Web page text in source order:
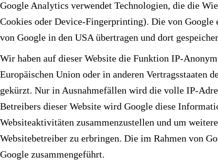
Google Analytics verwendet Technologien, die die
Cookies oder Device-Fingerprinting). Die von Google
von Google in den USA übertragen und dort
Wir haben auf dieser Website die Funktion IP-
Europäischen Union oder in anderen Vertragsstaaten
gekürzt. Nur in Ausnahmefällen wird die volle IP-
Betreibers dieser Website wird Google diese
Websiteaktivitäten zusammenzustellen und um
Websitebetreiber zu erbringen. Die im Rahmen von
Google zusammengeführt.